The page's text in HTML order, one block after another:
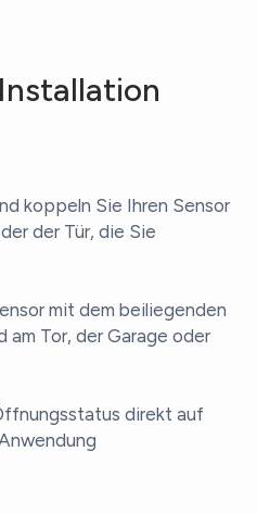
koppeln Sie Ihren Sensor
der Tür, die Sie
mit dem beiliegenden
Tor, der Garage oder
direkt auf